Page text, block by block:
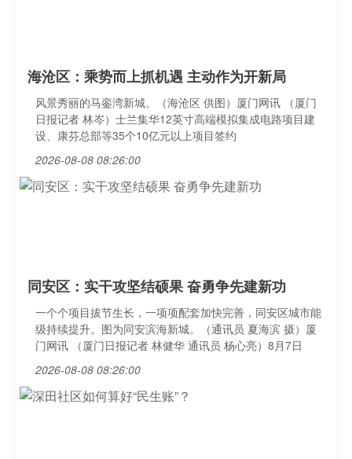
海沧区：乘势而上抓机遇 主动作为开新局
风景秀丽的马銮湾新城。（海沧区 供图）厦门网讯 （厦门
日报记者 林岑）士兰集华12英寸高端模拟集成电路项目建
设、康芬总部等35个10亿元以上项目签约
2026-08-08 08:26:00
同安区：实干攻坚结硕果 奋勇争先建新功
一个个项目拔节生长，一项项配套加快完善，同安区城市能
级持续提升。图为同安滨海新城。（通讯员 夏海滨 摄）厦
门网讯 （厦门日报记者 林健华 通讯员 杨心亮）8月7日
2026-08-08 08:26:00